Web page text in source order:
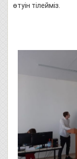
өтуін тілейміз.